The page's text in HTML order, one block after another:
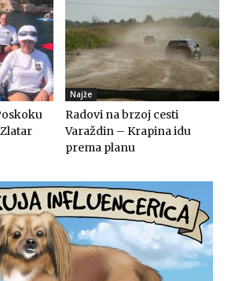
Najže
Radovi na brzoj cesti
Varaždin – Krapina idu
prema planu